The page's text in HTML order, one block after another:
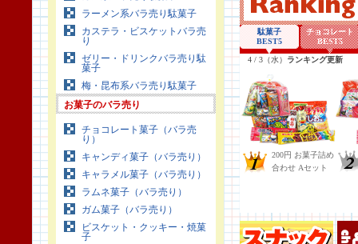
ラーメン系バラ売り駄菓子
カステラ・ビスケットバラ売
り
ゼリー・ドリンクバラ売り駄
菓子
梅・昆布系バラ売り駄菓子
お菓子のバラ売り
チョコレート菓子（バラ売
り）
キャンディ菓子（バラ売り）
キャラメル菓子（バラ売り）
ラムネ菓子（バラ売り）
ガム菓子（バラ売り）
ビスケット・クッキー・焼菓
子